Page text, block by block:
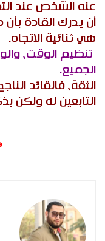
عنه الشخص عند
أن يدرك القادة
هي ثنائية الاتجاه.
تنظيم الوقت،
الجميع.
الثقة، فالقائد
التابعين له ولكن